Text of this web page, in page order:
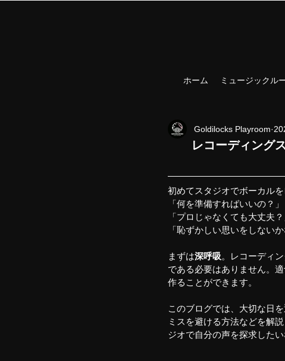
ホーム ミュージックル
Goldilocks Playroom
レコーディング
初めてスタジオでボーカル
「何を準備すればいいの？」
「プロじゃなくても大丈夫？
「恥ずかしい思いをしないか
まずは深呼吸。レコーディ
である必要はありません。
作ることができます。
このブログでは、大切な日
ミスを避ける方法などを解
ジオで自分の声を探求したい